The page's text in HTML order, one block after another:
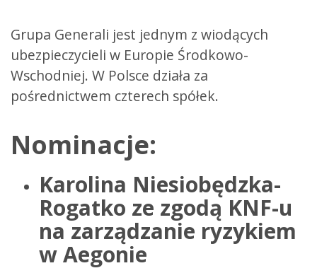
Grupa Generali jest jednym z wiodących
ubezpieczycieli w Europie Środkowo-
Wschodniej. W Polsce działa za
pośrednictwem czterech spółek.
Nominacje:
Karolina Niesiobędzka-
Rogatko ze zgodą KNF-u
na zarządzanie ryzykiem
w Aegonie